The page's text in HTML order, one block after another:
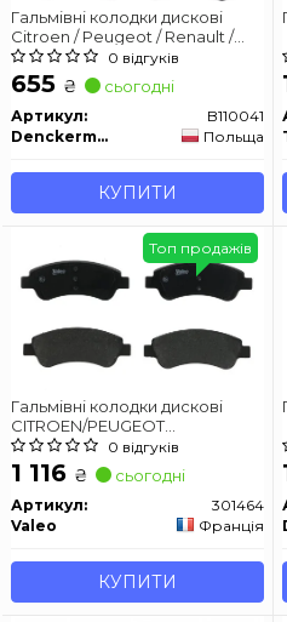
Гальмівні колодки дискові
Citroen / Peugeot / Renault /
VAG (17mm) 0 відгуків
655 ₴ сьогодні
Артикул:
B110041
Denckermann
Польща
КУПИТИ
Гальмівні колодки дискові
CITROEN/PEUGEOT
Berlingo/C2/C3/C4/208/307/
"1,0-2,0 "F "96>>
0 відгуків
1 116 ₴ сьогодні
Артикул:
301464
Valeo
Франція
КУПИТИ
Топ продажів